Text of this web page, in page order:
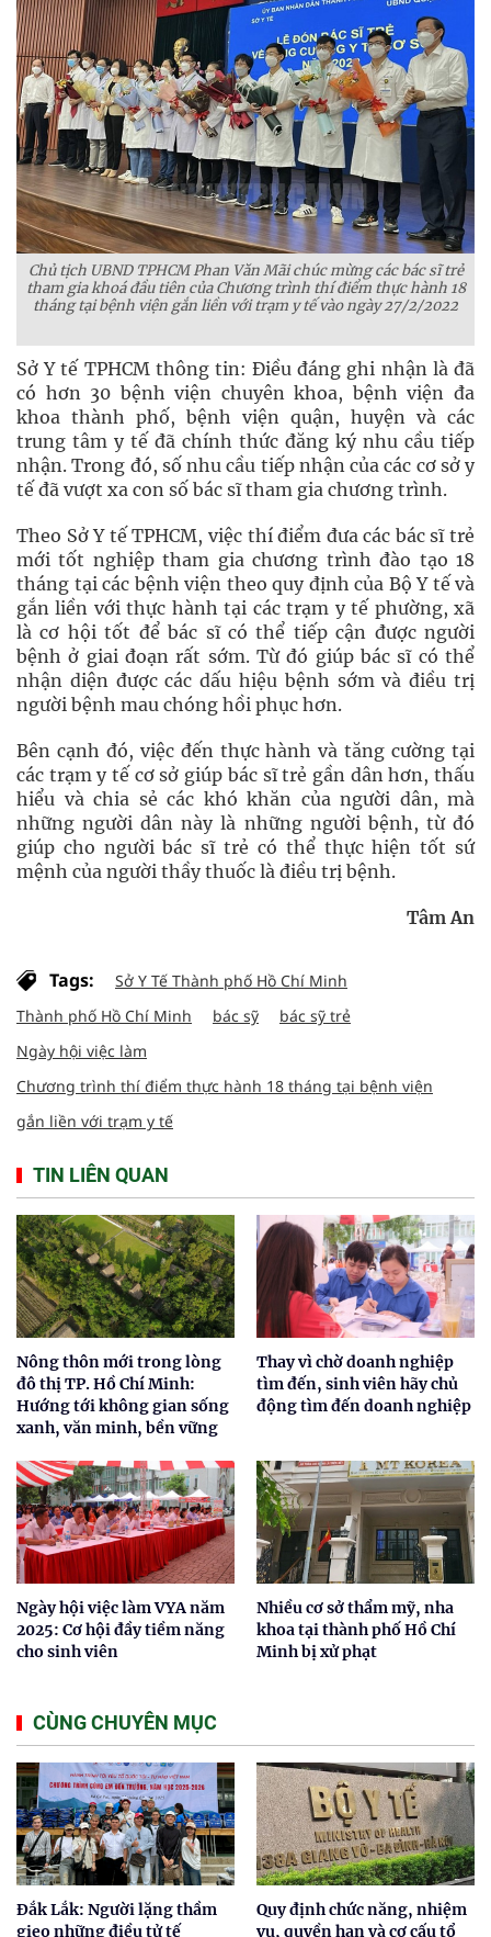
Chủ tịch UBND TPHCM Phan Văn Mãi chúc mừng các bác sĩ trẻ
tham gia khoá đầu tiên của Chương trình thí điểm thực hành 18
tháng tại bệnh viện gắn liền với trạm y tế vào ngày 27/2/2022
Sở Y tế TPHCM thông tin: Điều đáng ghi nhận là đã
có hơn 30 bệnh viện chuyên khoa, bệnh viện đa
khoa thành phố, bệnh viện quận, huyện và các
trung tâm y tế đã chính thức đăng ký nhu cầu tiếp
nhận. Trong đó, số nhu cầu tiếp nhận của các cơ sở y
tế đã vượt xa con số bác sĩ tham gia chương trình.
Theo Sở Y tế TPHCM, việc thí điểm đưa các bác sĩ trẻ
mới tốt nghiệp tham gia chương trình đào tạo 18
tháng tại các bệnh viện theo quy định của Bộ Y tế và
gắn liền với thực hành tại các trạm y tế phường, xã
là cơ hội tốt để bác sĩ có thể tiếp cận được người
bệnh ở giai đoạn rất sớm. Từ đó giúp bác sĩ có thể
nhận diện được các dấu hiệu bệnh sớm và điều trị
người bệnh mau chóng hồi phục hơn.
Bên cạnh đó, việc đến thực hành và tăng cường tại
các trạm y tế cơ sở giúp bác sĩ trẻ gần dân hơn, thấu
hiểu và chia sẻ các khó khăn của người dân, mà
những người dân này là những người bệnh, từ đó
giúp cho người bác sĩ trẻ có thể thực hiện tốt sứ
mệnh của người thầy thuốc là điều trị bệnh.
Tâm An
Tags:
Sở Y Tế Thành phố Hồ Chí Minh
Thành phố Hồ Chí Minh
bác sỹ
bác sỹ trẻ
Ngày hội việc làm
Chương trình thí điểm thực hành 18 tháng tại bệnh viện
gắn liền với trạm y tế
TIN LIÊN QUAN
Nông thôn mới trong lòng
đô thị TP. Hồ Chí Minh:
Hướng tới không gian sống
xanh, văn minh, bền vững
Thay vì chờ doanh nghiệp
tìm đến, sinh viên hãy chủ
động tìm đến doanh nghiệp
Ngày hội việc làm VYA năm
2025: Cơ hội đầy tiềm năng
cho sinh viên
Nhiều cơ sở thẩm mỹ, nha
khoa tại thành phố Hồ Chí
Minh bị xử phạt
CÙNG CHUYÊN MỤC
Đắk Lắk: Người lặng thầm
gieo những điều tử tế
Quy định chức năng, nhiệm
vụ, quyền hạn và cơ cấu tổ